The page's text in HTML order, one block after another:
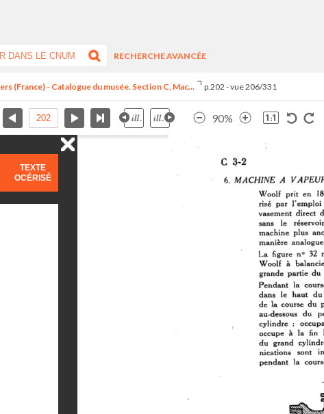
RECHERCHE AVANCÉE
(France) - Catalogue du musée. Section C, Mac... p.202 - vue 206/331
90%
TEXTE
OCÉRISÉ